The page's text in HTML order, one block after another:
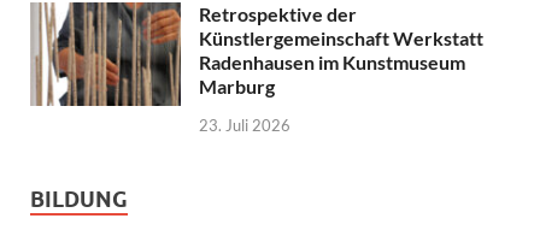
Retrospektive der
Künstlergemeinschaft Werkstatt
Radenhausen im Kunstmuseum
Marburg
23. Juli 2026
BILDUNG